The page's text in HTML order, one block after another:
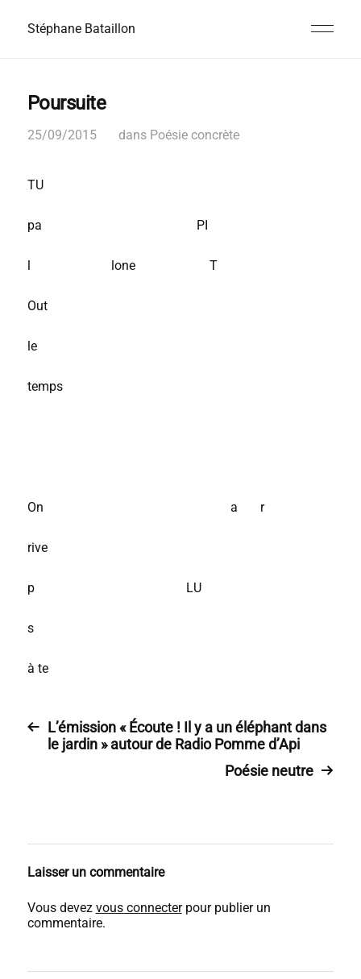
Stéphane Bataillon
Poursuite
25/09/2015 dans Poésie concrète
TU
pa PI
l lone T
Out
le
temps
On a r
rive
p LU
s
à te
L’émission « Écoute ! Il y a un éléphant dans
le jardin » autour de Radio Pomme d’Api
Poésie neutre
Laisser un commentaire
Vous devez vous connecterpour publier un
commentaire.